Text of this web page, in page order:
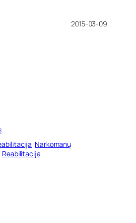
2015-03-09
o
R
e
Narkomanų
Reabilitacija